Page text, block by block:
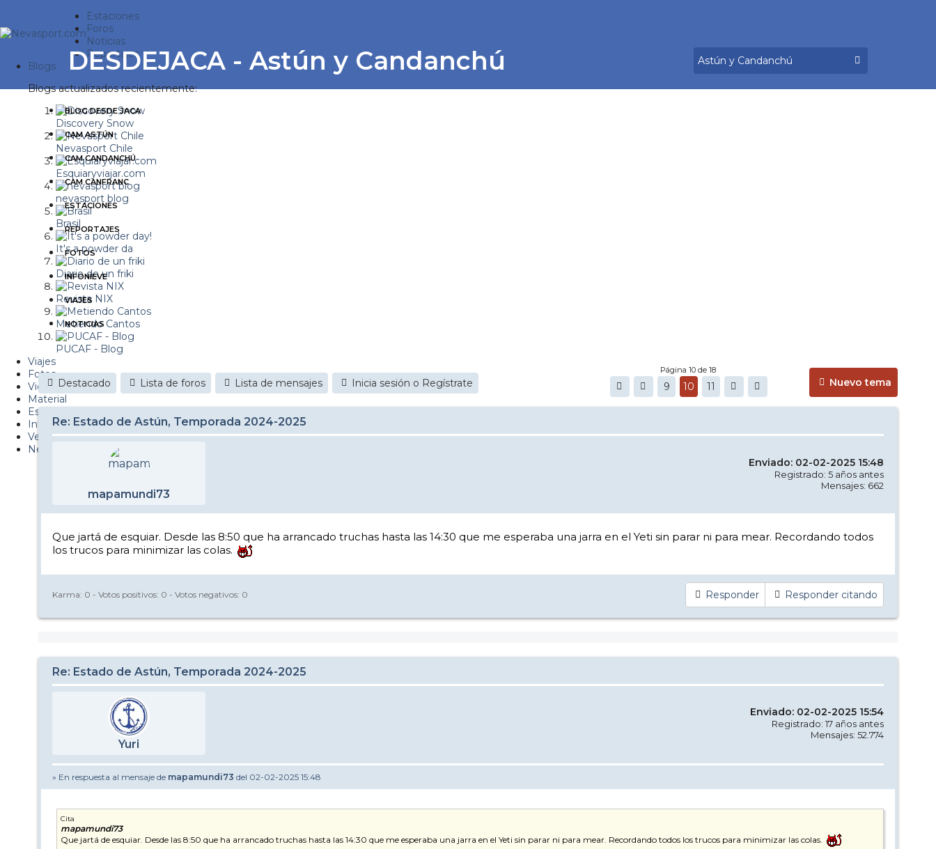
Estaciones
Foros
Noticias
Reportajes
Blogs
Blogs actualizados recientemente:
Discovery Snow
Nevasport Chile
Esquiaryviajar.com
nevasport blog
Brasil
It's a powder da
Diario de un friki
Revista NIX
Metiendo Cantos
PUCAF - Blog
Viajes
Fotos
Videos
Material
Esquí Pro
Infonieve
Verano
Nevalog
DESDEJACA - Astún y Candanchú
BLOG DESDE JACA
CAM ASTÚN
CAM CANDANCHÚ
CAM CANFRANC
ESTACIONES
REPORTAJES
FOTOS
INFONIEVE
VIAJES
NOTICIAS
Nuevo tema
Destacado Lista de foros Lista de mensajes Inicia sesión o Regístrate
Página 10 de 18
9 10 11
Re: Estado de Astún, Temporada 2024-2025
mapamundi73
Enviado: 02-02-2025 15:48
Registrado: 5 años antes
Mensajes: 662
Que jartá de esquiar. Desde las 8:50 que ha arrancado truchas hasta las 14:30 que me esperaba una jarra en el Yeti sin parar ni para mear. Recordando todos
los trucos para minimizar las colas.
Responder Responder citando
Karma: 0 - Votos positivos: 0 - Votos negativos: 0
Re: Estado de Astún, Temporada 2024-2025
Yuri
Enviado: 02-02-2025 15:54
Registrado: 17 años antes
Mensajes: 52.774
» En respuesta al mensaje de mapamundi73 del 02-02-2025 15:48
Cita
mapamundi73
Que jartá de esquiar. Desde las 8:50 que ha arrancado truchas hasta las 14:30 que me esperaba una jarra en el Yeti sin parar ni para mear. Recordando todos los trucos para minimizar las colas.